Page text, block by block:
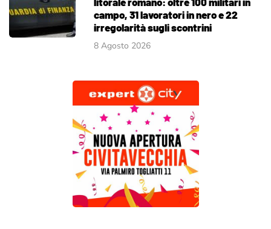
campo, 31 lavoratori in nero e 22
irregolarità sugli scontrini
8 Agosto 2026